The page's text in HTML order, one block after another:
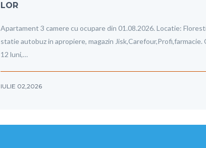
LOR
Apartament 3 camere cu ocupare din 01.08.2026. Locatie:
statie autobuz in apropiere, magazin Jisk,Carefour,Profi,farmacie.
12 luni,…
IULIE 02,2026